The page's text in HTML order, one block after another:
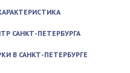
САНКТ-ПЕТЕРБУРГА
В САНКТ-ПЕТЕРБУРГЕ